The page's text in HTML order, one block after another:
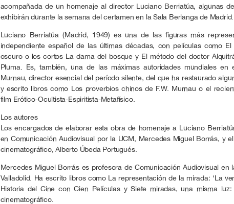
acompañada de un homenaje al director Luciano Berriatúa, algunas
exhibirán durante la semana del certamen en la Sala Berlanga de Madrid.
Luciano Berriatúa (Madrid, 1949) es una de las figuras más
independiente español de las últimas décadas, con películas como
oscuro o los cortos La dama del bosque y El método del doctor
Pluma. Es, también, una de las máximas autoridades mundiales en
Murnau, director esencial del período silente, del que ha restaurado
y escrito libros como Los proverbios chinos de F.W. Murnau o el
film Erótico-Ocultista-Espiritista-Metafísico.
Los autores
Los encargados de elaborar esta obra de homenaje a Luciano
en Comunicación Audiovisual por la UCM, Mercedes Miguel Borrás, y
cinematográfico, Alberto Úbeda Portugués.
Mercedes Miguel Borrás es profesora de Comunicación Audiovisual en
Valladolid. Ha escrito libros como La representación de la mirada: ‘La
Historia del Cine con Cien Películas y Siete miradas, una misma
cinematográfico.